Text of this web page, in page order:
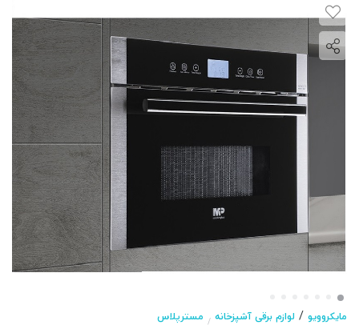
مایکروویو / لوازم برقی آشپزخانه / مسترپلاس